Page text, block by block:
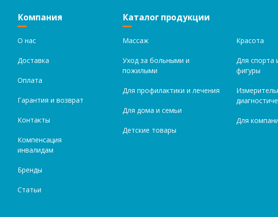
Компания
О нас
Доставка
Оплата
Гарантия и возврат
Контакты
Компенсация
инвалидам
Бренды
Статьи
Каталог продукции
Массаж
Уход за больными и
пожилыми
Для профилактики и лечения
Для дома и семьи
Детские товары
Красота
Для спорта
фигуры
Для